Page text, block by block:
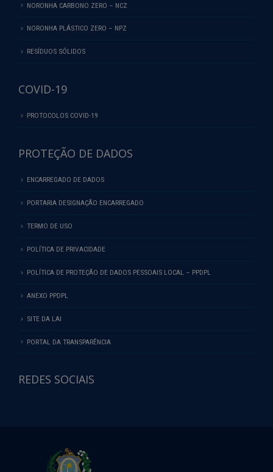
NORONHA CARBONO ZERO – NCZ
NORONHA PLÁSTICO ZERO – NPZ
RESÍDUOS SÓLIDOS
COVID-19
PROTOCOLOS COVID-19
PROTEÇÃO DE DADOS
ENCARREGADO DE DADOS
PORTARIA DESIGNAÇÃO ENCARREGADO
TERMO DE USO
POLÍTICA DE PRIVACIDADE
POLÍTICA DE PROTEÇÃO DE DADOS PESSOAIS LOCAL – PPDPL
ANEXO PPDPL
SITE DA LAI
PORTAL DA TRANSPARÊNCIA
REDES SOCIAIS